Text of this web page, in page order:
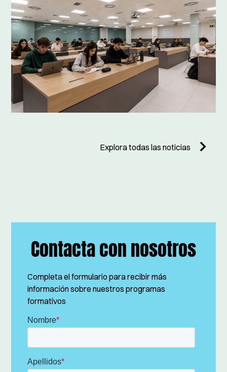
Explora todas las noticias
Contacta con nosotros
Completa el formulario para recibir más
información sobre nuestros programas
formativos